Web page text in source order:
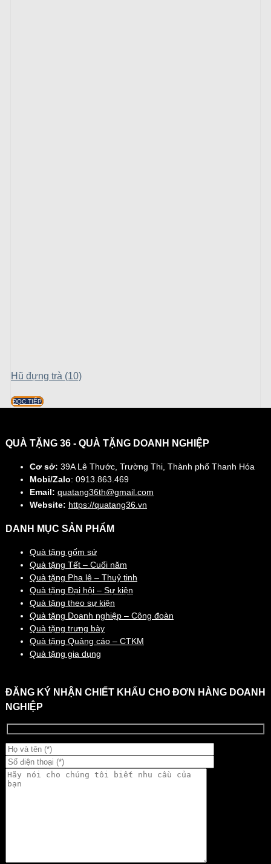
Hũ đựng trà (10)
ĐỌC TIẾP
QUÀ TẶNG 36 - QUÀ TẶNG DOANH NGHIỆP
Cơ sở: 39A Lê Thước, Trường Thi, Thành phố Thanh Hóa
Mobi/Zalo: 0913.863.469
Email: quatang36th@gmail.com
Website: https://quatang36.vn
DANH MỤC SẢN PHẨM
Quà tặng gốm sứ
Quà tặng Tết – Cuối năm
Quà tặng Pha lê – Thuỷ tinh
Quà tặng Đại hội – Sự kiện
Quà tặng theo sự kiện
Quà tặng Doanh nghiệp – Công đoàn
Quà tặng trưng bày
Quà tặng Quảng cáo – CTKM
Quà tặng gia dụng
ĐĂNG KÝ NHẬN CHIẾT KHẤU CHO ĐƠN HÀNG DOANH
NGHIỆP